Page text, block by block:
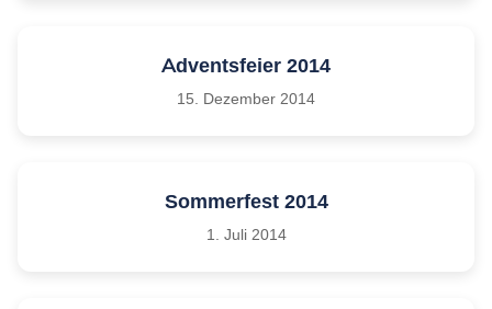
Adventsfeier 2014
15. Dezember 2014
Sommerfest 2014
1. Juli 2014